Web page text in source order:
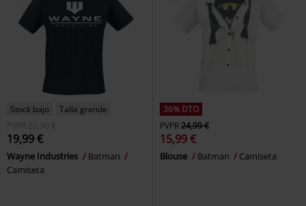
Stock bajo
Talla grande
PVPR 22,90 €
19,99 €
Wayne Industries
Batman
Camiseta
36% DTO
PVPR24,99 €
15,99 €
Blouse Batman Camiseta